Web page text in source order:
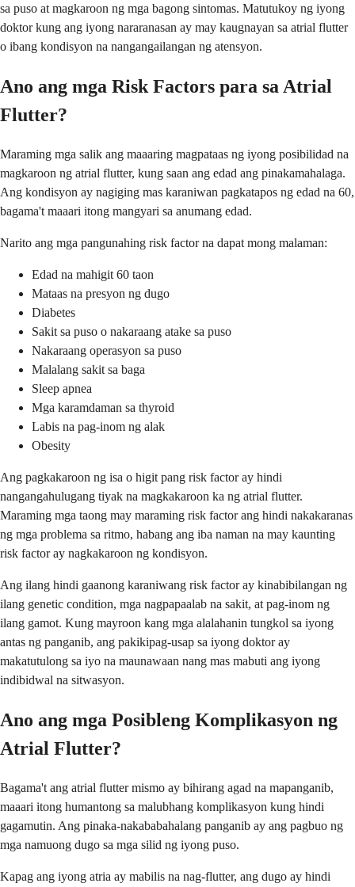
sa puso at magkaroon ng mga bagong sintomas. Matutukoy ng iyong
doktor kung ang iyong nararanasan ay may kaugnayan sa atrial flutter
o ibang kondisyon na nangangailangan ng atensyon.
Ano ang mga Risk Factors para sa Atrial
Flutter?
Maraming mga salik ang maaaring magpataas ng iyong posibilidad na
magkaroon ng atrial flutter, kung saan ang edad ang pinakamahalaga.
Ang kondisyon ay nagiging mas karaniwan pagkatapos ng edad na 60,
bagama't maaari itong mangyari sa anumang edad.
Narito ang mga pangunahing risk factor na dapat mong malaman:
Edad na mahigit 60 taon
Mataas na presyon ng dugo
Diabetes
Sakit sa puso o nakaraang atake sa puso
Nakaraang operasyon sa puso
Malalang sakit sa baga
Sleep apnea
Mga karamdaman sa thyroid
Labis na pag-inom ng alak
Obesity
Ang pagkakaroon ng isa o higit pang risk factor ay hindi
nangangahulugang tiyak na magkakaroon ka ng atrial flutter.
Maraming mga taong may maraming risk factor ang hindi nakakaranas
ng mga problema sa ritmo, habang ang iba naman na may kaunting
risk factor ay nagkakaroon ng kondisyon.
Ang ilang hindi gaanong karaniwang risk factor ay kinabibilangan ng
ilang genetic condition, mga nagpapaalab na sakit, at pag-inom ng
ilang gamot. Kung mayroon kang mga alalahanin tungkol sa iyong
antas ng panganib, ang pakikipag-usap sa iyong doktor ay
makatutulong sa iyo na maunawaan nang mas mabuti ang iyong
indibidwal na sitwasyon.
Ano ang mga Posibleng Komplikasyon ng
Atrial Flutter?
Bagama't ang atrial flutter mismo ay bihirang agad na mapanganib,
maaari itong humantong sa malubhang komplikasyon kung hindi
gagamutin. Ang pinaka-nakababahalang panganib ay ang pagbuo ng
mga namuong dugo sa mga silid ng iyong puso.
Kapag ang iyong atria ay mabilis na nag-flutter, ang dugo ay hindi